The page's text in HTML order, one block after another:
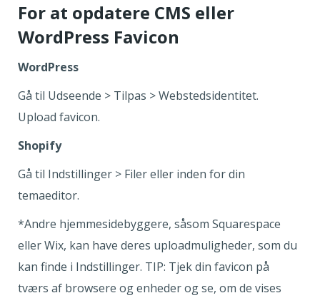
For at opdatere CMS eller
WordPress Favicon
WordPress
Gå til Udseende > Tilpas > Webstedsidentitet.
Upload favicon.
Shopify
Gå til Indstillinger > Filer eller inden for din
temaeditor.
*Andre hjemmesidebyggere, såsom Squarespace
eller Wix, kan have deres uploadmuligheder, som du
kan finde i Indstillinger. TIP: Tjek din favicon på
tværs af browsere og enheder og se, om de vises